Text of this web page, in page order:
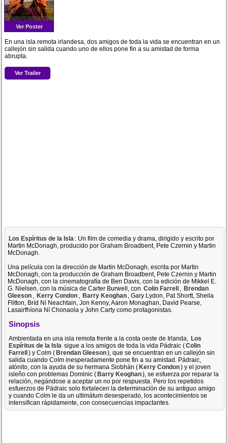
Ver Poster
En una isla remota irlandesa, dos amigos de toda la vida se encuentran en un
callejón sin salida cuando uno de ellos pone fin a su amistad de forma
abrupta.
Ver Trailer
Los Espíritus de la Isla : Un film de comedia y drama, dirigido y escrito por
Martin McDonagh, producido por Graham Broadbent, Pete Czernin y Martin
McDonagh.
Una película con la dirección de Martin McDonagh, escrita por Martin
McDonagh, con la producción de Graham Broadbent, Pete Czernin y Martin
McDonagh, con la cinematografía de Ben Davis, con la edición de Mikkel E.
G. Nielsen, con la música de Carter Burwell, con Colin Farrell , Brendan
Gleeson , Kerry Condon , Barry Keoghan , Gary Lydon, Pat Shortt, Sheila
Flitton, Bríd Ní Neachtain, Jon Kenny, Aaron Monaghan, David Pearse,
Lasairfhíona Ní Chonaola y John Carty como protagonistas.
Sinopsis
Ambientada en una isla remota frente a la costa oeste de Irlanda, Los
Espíritus de la Isla sigue a los amigos de toda la vida Pádraic (Colin
Farrell) y Colm (Brendan Gleeson), que se encuentran en un callejón sin
salida cuando Colm inesperadamente pone fin a su amistad. Pádraic,
atónito, con la ayuda de su hermana Siobhán (Kerry Condon) y el joven
isleño con problemas Dominic (Barry Keoghan), se esfuerza por reparar la
relación, negándose a aceptar un no por respuesta. Pero los repetidos
esfuerzos de Pádraic solo fortalecen la determinación de su antiguo amigo
y cuando Colm le da un ultimátum desesperado, los acontecimientos se
intensifican rápidamente, con consecuencias impactantes.